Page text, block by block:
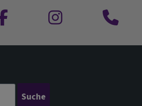
zu
zu
Anruf